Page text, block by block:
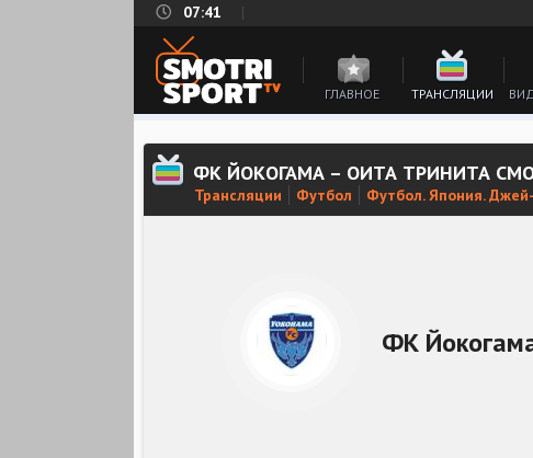
07:41
ГЛАВНОЕ ТРАНСЛЯЦИИ
ФК ЙОКОГАМА – ОИТА ТРИНИТА
Трансляции Футбол Футбол. Япония.
ФК